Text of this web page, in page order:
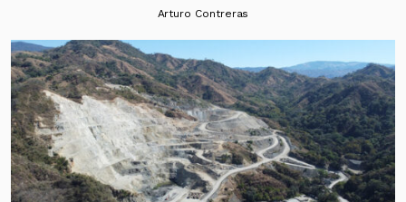
Arturo Contreras